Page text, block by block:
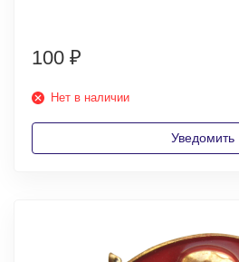
100 ₽
Нет в наличии
Уведомить